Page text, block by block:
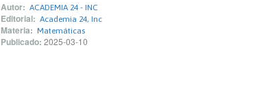
Autor: ACADEMIA 24 - INC
Editorial: Academia 24, Inc
Materia: Matemáticas
Publicado: 2025-03-10